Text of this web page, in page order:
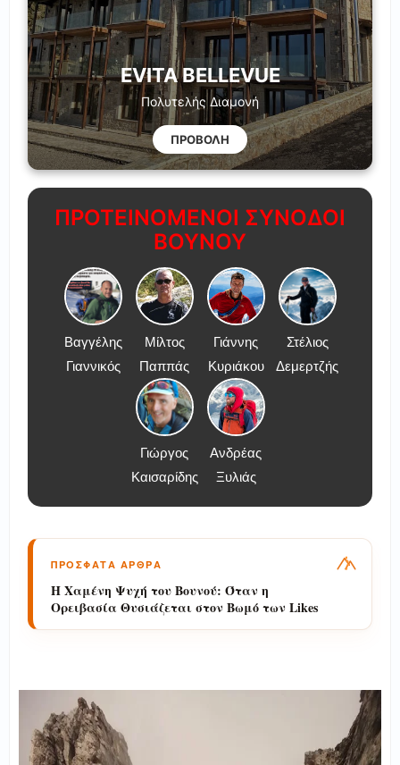
EVITA BELLEVUE
Πολυτελής Διαμονή
ΠΡΟΒΟΛΗ
ΠΡΟΤΕΙΝΟΜΕΝΟΙ ΣΥΝΟΔΟΙ
ΒΟΥΝΟΥ
Βαγγέλης
Γιαννικός
Μίλτος
Παππάς
Γιάννης
Κυριάκου
Στέλιος
Δεμερτζής
Γιώργος
Καισαρίδης
Ανδρέας
Ξυλιάς
ΠΡΟΣΦΑΤΑ ΑΡΘΡΑ
Η Χαμένη Ψυχή του Βουνού: Όταν η
Ορειβασία Θυσιάζεται στον Βωμό των Likes